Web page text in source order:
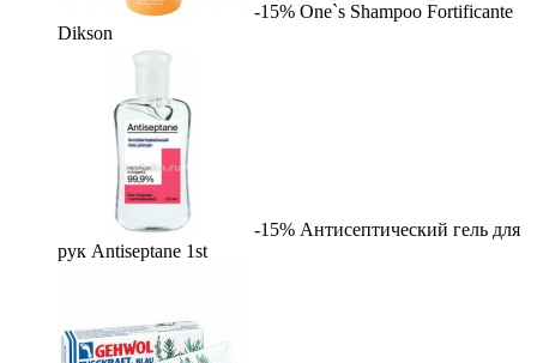
-15% One`s Shampoo Fortificante
Dikson
-15% Антисептический гель для
рук Antiseptane 1st